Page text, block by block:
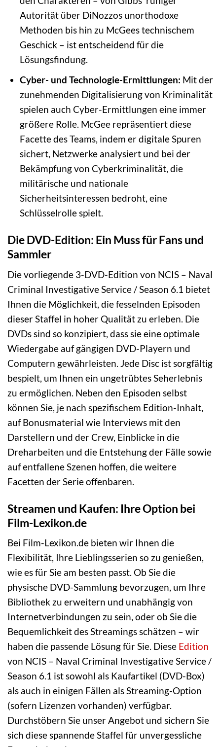
Autorität über DiNozzos unorthodoxe
Methoden bis hin zu McGees technischem
Geschick – ist entscheidend für die
Lösungsfindung.
Cyber- und Technologie-Ermittlungen: Mit der
zunehmenden Digitalisierung von Kriminalität
spielen auch Cyber-Ermittlungen eine immer
größere Rolle. McGee repräsentiert diese
Facette des Teams, indem er digitale Spuren
sichert, Netzwerke analysiert und bei der
Bekämpfung von Cyberkriminalität, die
militärische und nationale
Sicherheitsinteressen bedroht, eine
Schlüsselrolle spielt.
Die DVD-Edition: Ein Muss für Fans und
Sammler
Die vorliegende 3-DVD-Edition von NCIS – Naval
Criminal Investigative Service / Season 6.1 bietet
Ihnen die Möglichkeit, die fesselnden Episoden
dieser Staffel in hoher Qualität zu erleben. Die
DVDs sind so konzipiert, dass sie eine optimale
Wiedergabe auf gängigen DVD-Playern und
Computern gewährleisten. Jede Disc ist sorgfältig
bespielt, um Ihnen ein ungetrübtes Seherlebnis
zu ermöglichen. Neben den Episoden selbst
können Sie, je nach spezifischem Edition-Inhalt,
auf Bonusmaterial wie Interviews mit den
Darstellern und der Crew, Einblicke in die
Dreharbeiten und die Entstehung der Fälle sowie
auf entfallene Szenen hoffen, die weitere
Facetten der Serie offenbaren.
Streamen und Kaufen: Ihre Option bei
Film-Lexikon.de
Bei Film-Lexikon.de bieten wir Ihnen die
Flexibilität, Ihre Lieblingsserien so zu genießen,
wie es für Sie am besten passt. Ob Sie die
physische DVD-Sammlung bevorzugen, um Ihre
Bibliothek zu erweitern und unabhängig von
Internetverbindungen zu sein, oder ob Sie die
Bequemlichkeit des Streamings schätzen – wir
haben die passende Lösung für Sie. Diese Edition
von NCIS – Naval Criminal Investigative Service /
Season 6.1 ist sowohl als Kaufartikel (DVD-Box)
als auch in einigen Fällen als Streaming-Option
(sofern Lizenzen vorhanden) verfügbar.
Durchstöbern Sie unser Angebot und sichern Sie
sich diese spannende Staffel für unvergessliche